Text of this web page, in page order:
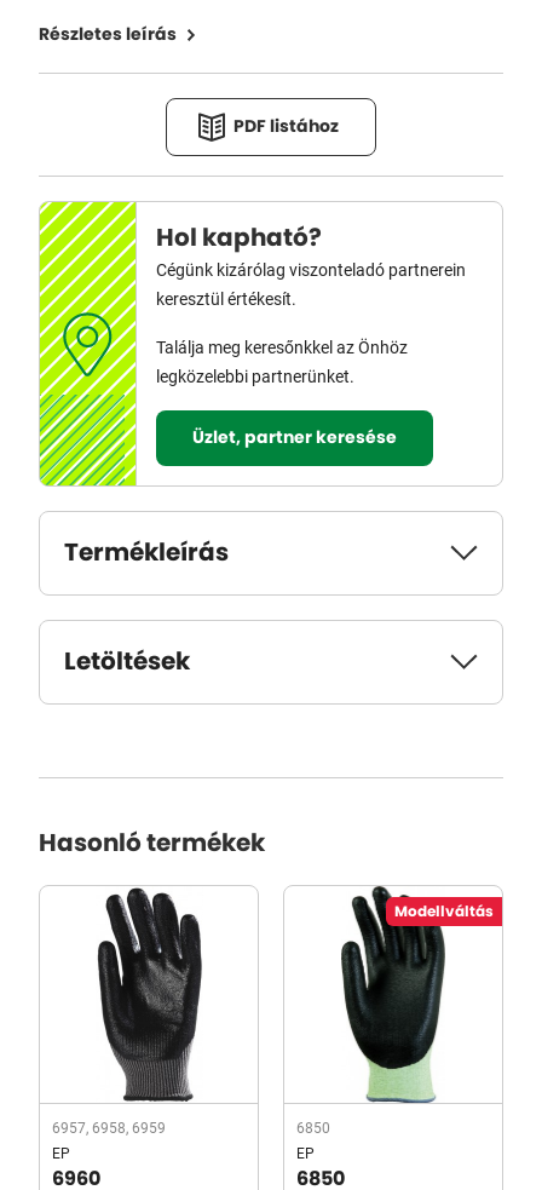
Részletes leírás
PDF listához
Hol kapható?
Cégünk kizárólag viszonteladó partnerein
keresztül értékesít.
Találja meg keresőnkkel az Önhöz
legközelebbi partnerünket.
Üzlet, partner keresése
Termékleírás
Letöltések
Hasonló termékek
6957, 6958, 6959
EP
6960
Modellváltás
6850
EP
6850